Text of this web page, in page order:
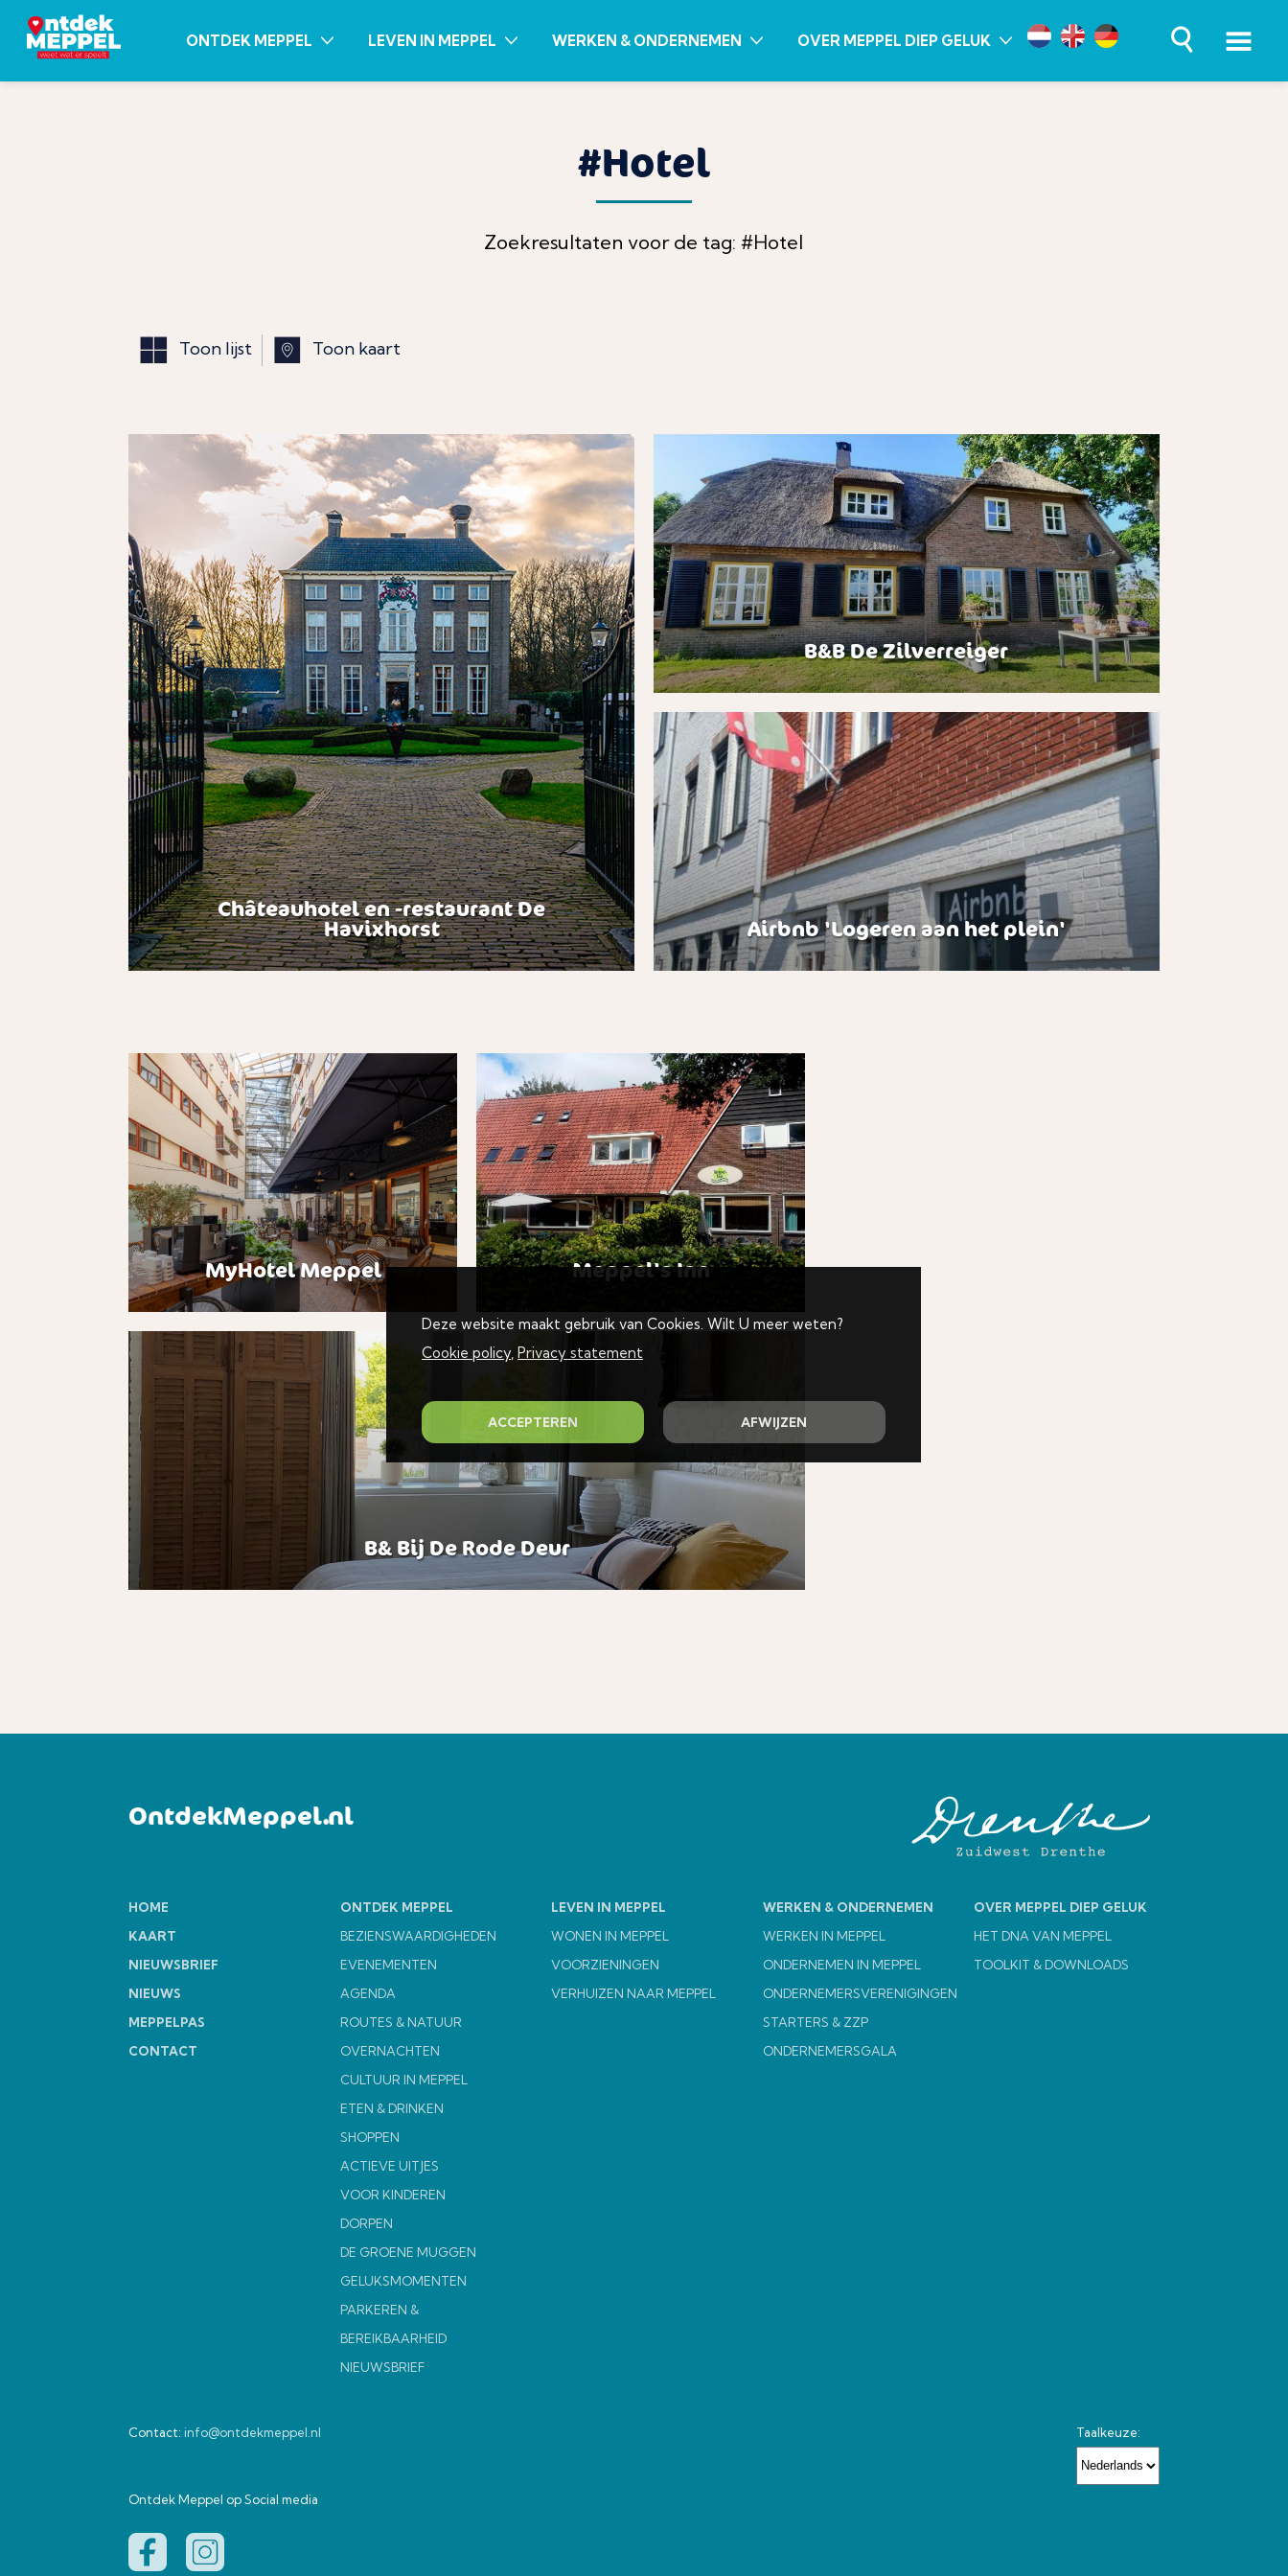
Deze website maakt gebruik van Cookies. Wilt U meer weten?
Cookie policy, Privacy statement
ACCEPTEREN AFWIJZEN
ONTDEK MEPPEL LEVEN IN MEPPEL WERKEN & ONDERNEMEN OVER MEPPEL DIEP GELUK
#Hotel
Zoekresultaten voor de tag: #Hotel
Toon lijst Toon kaart
Châteauhotel en -restaurant De
Havixhorst
B&B De Zilverreiger
Airbnb 'Logeren aan het plein'
MyHotel Meppel Meppel's Inn
B& Bij De Rode Deur
OntdekMeppel.nl
HOME
KAART
NIEUWSBRIEF
NIEUWS
MEPPELPAS
CONTACT
ONTDEK MEPPEL
BEZIENSWAARDIGHEDEN
EVENEMENTEN
AGENDA
ROUTES & NATUUR
OVERNACHTEN
CULTUUR IN MEPPEL
ETEN & DRINKEN
SHOPPEN
ACTIEVE UITJES
VOOR KINDEREN
DORPEN
DE GROENE MUGGEN
GELUKSMOMENTEN
PARKEREN &
BEREIKBAARHEID
NIEUWSBRIEF
LEVEN IN MEPPEL
WONEN IN MEPPEL
VOORZIENINGEN
VERHUIZEN NAAR MEPPEL
WERKEN & ONDERNEMEN
WERKEN IN MEPPEL
ONDERNEMEN IN MEPPEL
ONDERNEMERSVERENIGINGEN
STARTERS & ZZP
ONDERNEMERSGALA
OVER MEPPEL DIEP GELUK
HET DNA VAN MEPPEL
TOOLKIT & DOWNLOADS
Taalkeuze:
Contact:info@ontdekmeppel.nl
Ontdek Meppel op Social media